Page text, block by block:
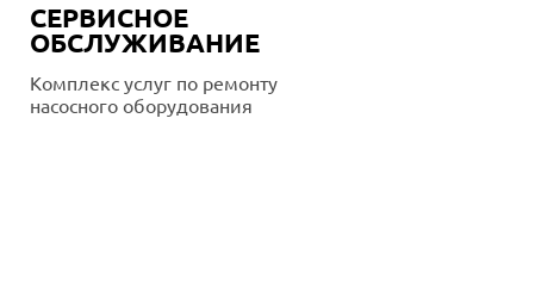
СЕРВИСНОЕ
ОБСЛУЖИВАНИЕ
Комплекс услуг по ремонту
насосного оборудования